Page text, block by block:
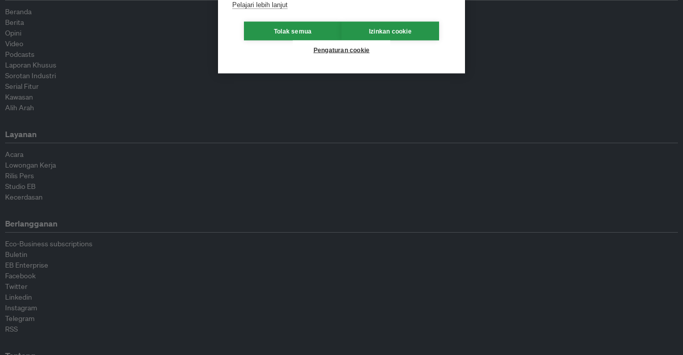
Beranda
Berita
Opini
Video
Podcasts
Laporan Khusus
Sorotan Industri
Serial Fitur
Kawasan
Alih Arah
Layanan
Acara
Lowongan Kerja
Rilis Pers
Studio EB
Kecerdasan
Berlangganan
Eco-Business subscriptions
Buletin
EB Enterprise
Facebook
Twitter
Linkedin
Instagram
Telegram
RSS
Pelajari lebih lanjut
Tolak semua Izinkan cookie
Pengaturan cookie